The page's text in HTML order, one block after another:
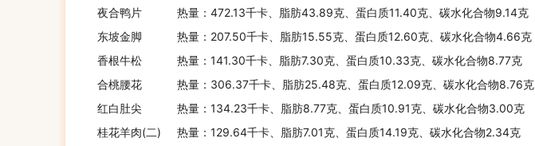
夜合鸭片
热量：472.13千卡、脂肪43.89克、蛋白质11.40克、碳水化合物9.14克
东坡金脚
热量：207.50千卡、脂肪15.55克、蛋白质12.60克、碳水化合物4.66克
香根牛松
热量：141.30千卡、脂肪7.30克、蛋白质10.33克、碳水化合物8.77克
合桃腰花
热量：306.37千卡、脂肪25.48克、蛋白质12.09克、碳水化合物8.76克
红白肚尖
热量：134.23千卡、脂肪8.77克、蛋白质10.91克、碳水化合物3.00克
桂花羊肉(二)
热量：129.64千卡、脂肪7.01克、蛋白质14.19克、碳水化合物2.34克